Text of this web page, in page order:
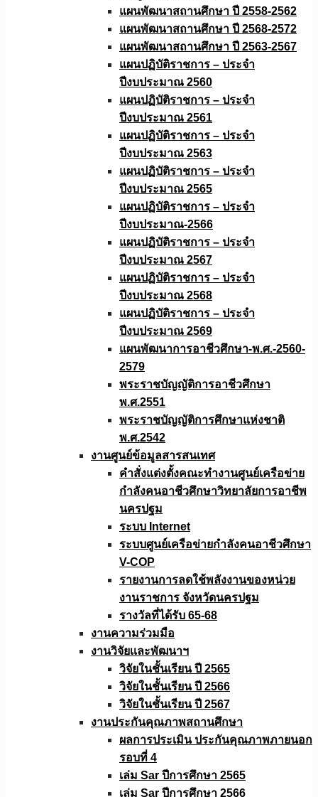
แผนพัฒนาสถานศึกษา ปี 2558-2562
แผนพัฒนาสถานศึกษา ปี 2568-2572
แผนพัฒนาสถานศึกษา ปี 2563-2567
แผนปฏิบัติราชการ – ประจำ
ปีงบประมาณ 2560
แผนปฏิบัติราชการ – ประจำ
ปีงบประมาณ 2561
แผนปฏิบัติราชการ – ประจำ
ปีงบประมาณ 2563
แผนปฏิบัติราชการ – ประจำ
ปีงบประมาณ 2565
แผนปฏิบัติราชการ – ประจำ
ปีงบประมาณ-2566
แผนปฏิบัติราชการ – ประจำ
ปีงบประมาณ 2567
แผนปฏิบัติราชการ – ประจำ
ปีงบประมาณ 2568
แผนปฏิบัติราชการ – ประจำ
ปีงบประมาณ 2569
แผนพัฒนาการอาชีวศึกษา-พ.ศ.-2560-
2579
พระราชบัญญัติการอาชีวศึกษา
พ.ศ.2551
พระราชบัญญัติการศึกษาแห่งชาติ
พ.ศ.2542
งานศูนย์ข้อมูลสารสนเทศ
คำสั่งแต่งตั้งคณะทำงานศูนย์เครือข่าย
กำลังคนอาชีวศึกษาวิทยาลัยการอาชีพ
นครปฐม
ระบบ Internet
ระบบศูนย์เครือข่ายกำลังคนอาชีวศึกษา
V-COP
รายงานการลดใช้พลังงานของหน่วย
งานราชการ จังหวัดนครปฐม
รางวัลที่ได้รับ 65-68
งานความร่วมมือ
งานวิจัยเเละพัฒนาฯ
วิจัยในชั้นเรียน ปี 2565
วิจัยในชั้นเรียน ปี 2566
วิจัยในชั้นเรียน ปี 2567
งานประกันคุณภาพสถานศึกษา
ผลการประเมิน ประกันคุณภาพภายนอก
รอบที่ 4
เล่ม Sar ปีการศึกษา 2565
เล่ม Sar ปีการศึกษา 2566